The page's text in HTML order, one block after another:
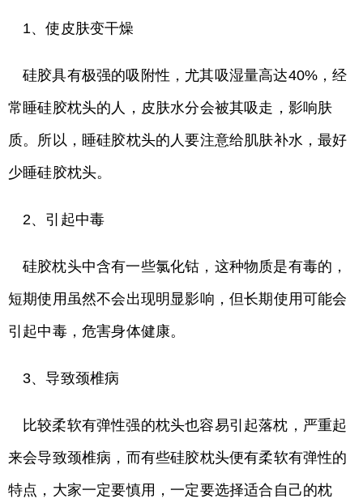
1、使皮肤变干燥
硅胶具有极强的吸附性，尤其吸湿量高达40%，经
常睡硅胶枕头的人，皮肤水分会被其吸走，影响肤
质。所以，睡硅胶枕头的人要注意给肌肤补水，最好
少睡硅胶枕头。
2、引起中毒
硅胶枕头中含有一些氯化钴，这种物质是有毒的，
短期使用虽然不会出现明显影响，但长期使用可能会
引起中毒，危害身体健康。
3、导致颈椎病
比较柔软有弹性强的枕头也容易引起落枕，严重起
来会导致颈椎病，而有些硅胶枕头便有柔软有弹性的
特点，大家一定要慎用，一定要选择适合自己的枕